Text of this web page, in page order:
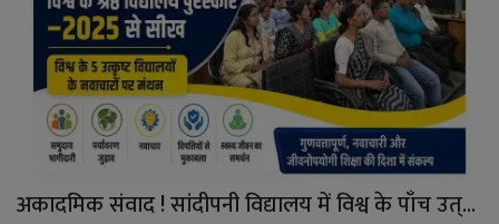
YouTube
Language
English Hiindi
अकादमिक संवाद ! सांदीपनी विद्यालय में विश्व के पाँच उत्...